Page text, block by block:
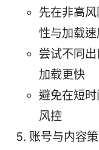
先在非高
性与加载速
尝试不同
加载更快
避免在短
风控
账号与内容